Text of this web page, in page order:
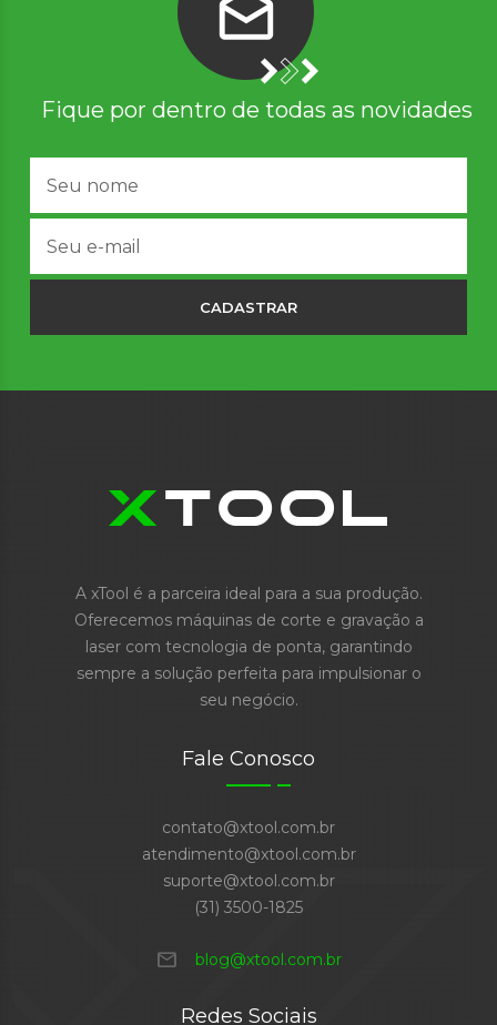
Fique por dentro de todas as novidades
CADASTRAR
A xTool é a parceira ideal para a sua produção.
Oferecemos máquinas de corte e gravação a
laser com tecnologia de ponta, garantindo
sempre a solução perfeita para impulsionar o
seu negócio.
Fale Conosco
contato@xtool.com.br
atendimento@xtool.com.br
suporte@xtool.com.br
(31) 3500-1825
mail blog@xtool.com.br
Redes Sociais